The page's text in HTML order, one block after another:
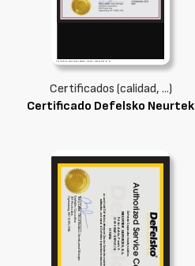
Certificados (calidad, ...)
Certificado Defelsko Neurtek